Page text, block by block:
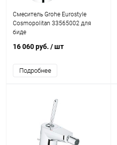
Смеситель Grohe Eurostyle
Cosmopolitan 33565002 для
биде
16 060 руб. / шт
Подробнее